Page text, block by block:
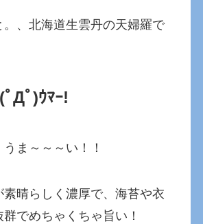
。、北海道生雲丹の天婦羅で
(ﾟДﾟ)ｳﾏｰ!
ま～～～い！！
素晴らしく濃厚で、海苔や衣
でめちゃくちゃ旨い！